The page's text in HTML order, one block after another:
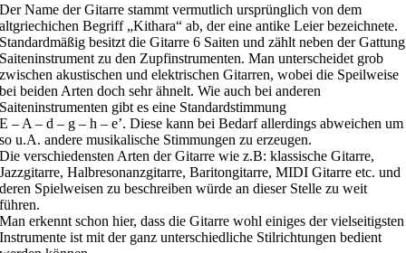
Der Name der Gitarre stammt vermutlich ursprünglich von dem
altgriechichen Begriff „Kithara“ ab, der eine antike Leier bezeichnete.
Standardmäßig besitzt die Gitarre 6 Saiten und zählt neben der Gattung
Saiteninstrument zu den Zupfinstrumenten. Man unterscheidet grob
zwischen akustischen und elektrischen Gitarren, wobei die Speilweise
bei beiden Arten doch sehr ähnelt. Wie auch bei anderen
Saiteninstrumenten gibt es eine Standardstimmung
E – A – d – g – h – e’. Diese kann bei Bedarf allerdings abweichen um
so u.A. andere musikalische Stimmungen zu erzeugen.
Die verschiedensten Arten der Gitarre wie z.B: klassische Gitarre,
Jazzgitarre, Halbresonanzgitarre, Baritongitarre, MIDI Gitarre etc. und
deren Spielweisen zu beschreiben würde an dieser Stelle zu weit
führen.
Man erkennt schon hier, dass die Gitarre wohl einiges der vielseitigsten
Instrumente ist mit der ganz unterschiedliche Stilrichtungen bedient